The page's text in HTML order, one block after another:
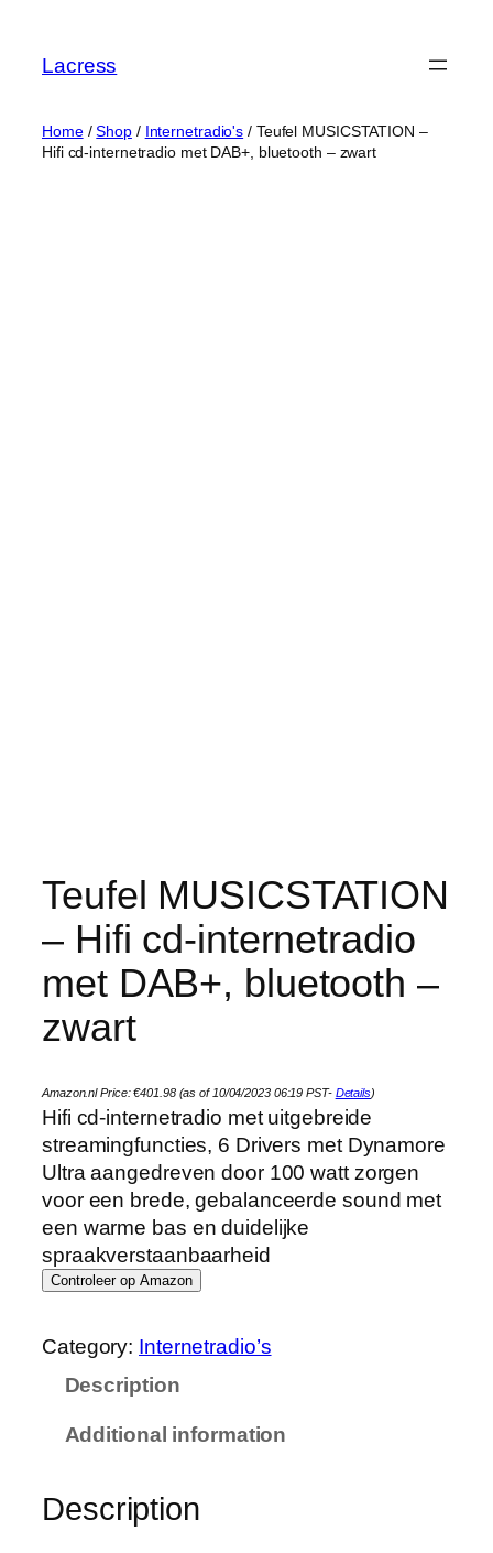
content
Lacress
Home/Shop/ Internetradio's / Teufel MUSICSTATION –
Hifi cd-internetradio met DAB+, bluetooth – zwart
Teufel MUSICSTATION
– Hifi cd-internetradio
met DAB+, bluetooth –
zwart
Amazon.nl Price:€401.98(as of 10/04/2023 06:19 PST- Details)
Hifi cd-internetradio met uitgebreide
streamingfuncties, 6 Drivers met Dynamore
Ultra aangedreven door 100 watt zorgen
voor een brede, gebalanceerde sound met
een warme bas en duidelijke
spraakverstaanbaarheid
Controleer op Amazon
Category: Internetradio’s
Description
Additional information
Description